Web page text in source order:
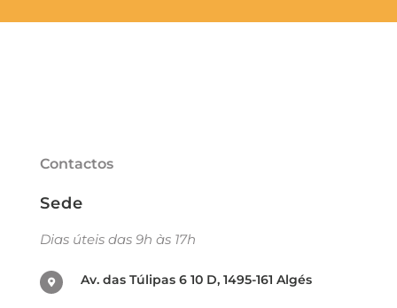
Contactos
Sede
Dias úteis das 9h às 17h
Av. das Túlipas 6 10 D, 1495-161 Algés